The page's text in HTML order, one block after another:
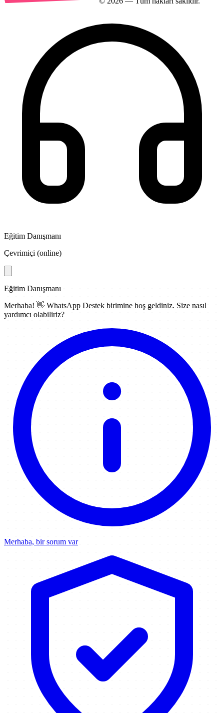
Eğitim Danışmanı
Çevrimiçi (online)
Eğitim Danışmanı
Merhaba! 👋 WhatsApp Destek birimine hoş geldiniz. Size nasıl
yardımcı olabiliriz?
Merhaba, bir sorum var